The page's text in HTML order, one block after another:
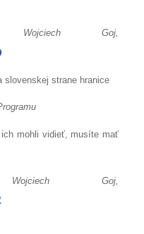
Goj,
slovenskej strane hranice
mohli vidieť, musíte mať
Goj,